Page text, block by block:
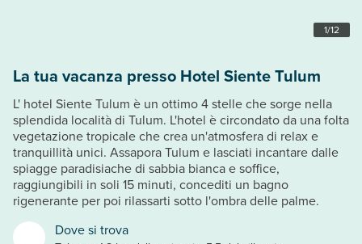
1/12
Dove si trova
La tua vacanza presso Hotel Siente Tulum
L' hotel Siente Tulum è un ottimo 4 stelle che sorge nella
splendida località di Tulum. L'hotel è circondato da una folta
vegetazione tropicale che crea un'atmosfera di relax e
tranquillità unici. Assapora Tulum e lasciati incantare dalle
spiagge paradisiache di sabbia bianca e soffice,
raggiungibili in soli 15 minuti, concediti un bagno
rigenerante per poi rilassarti sotto l'ombra delle palme.